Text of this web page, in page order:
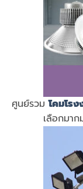
ศูนย์รวมโคมโรง
เลือกมาก